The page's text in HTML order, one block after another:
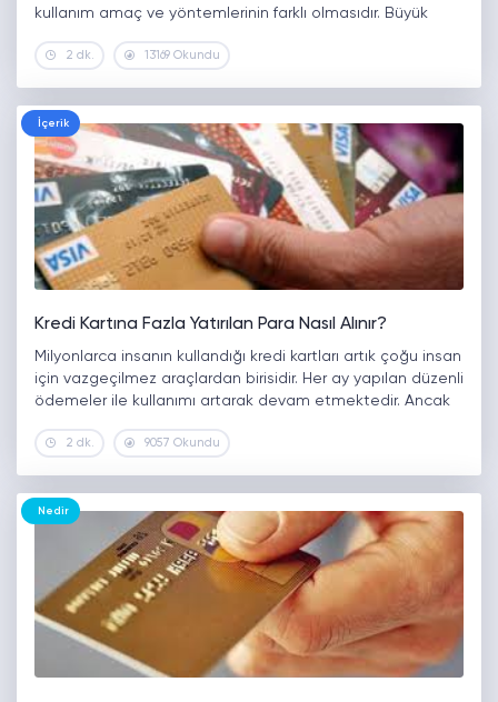
kullanım amaç ve yöntemlerinin farklı olmasıdır. Büyük
yanında, doğru kullanımla hayatları…
2 dk. 13169 Okundu
İçerik
Kredi Kartına Fazla Yatırılan Para Nasıl Alınır?
Milyonlarca insanın kullandığı kredi kartları artık çoğu insan
için vazgeçilmez araçlardan birisidir. Her ay yapılan düzenli
ödemeler ile kullanımı artarak devam etmektedir. Ancak
olabilmektedir. Kredi kartına fazla para…
2 dk. 9057 Okundu
Nedir